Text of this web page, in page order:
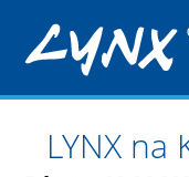
LYNX na